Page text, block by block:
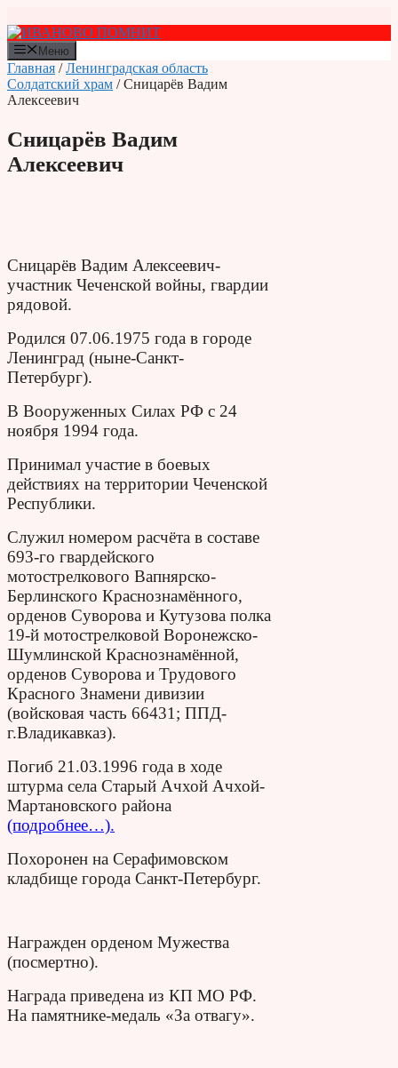
к
содержимому
Меню
Главная /Ленинградская область
Солдатский храм / Сницарёв Вадим
Алексеевич
Сницарёв Вадим
Алексеевич
Сницарёв Вадим Алексеевич-
участник Чеченской войны, гвардии
рядовой.
Родился 07.06.1975 года в городе
Ленинград (ныне-Санкт-
Петербург).
В Вооруженных Силах РФ с 24
ноября 1994 года.
Принимал участие в боевых
действиях на территории Чеченской
Республики.
Служил номером расчёта в составе
693-го гвардейского
мотострелкового Вапнярско-
Берлинского Краснознамённого,
орденов Суворова и Кутузова полка
19-й мотострелковой Воронежско-
Шумлинской Краснознамённой,
орденов Суворова и Трудового
Красного Знамени дивизии
(войсковая часть 66431; ППД-
г.Владикавказ).
Погиб 21.03.1996 года в ходе
штурма села Старый Ачхой Ачхой-
Мартановского района
(подробнее…).
Похоронен на Серафимовском
кладбище города Санкт-Петербург.
Награжден орденом Мужества
(посмертно).
Награда приведена из КП МО РФ.
На памятнике-медаль «За отвагу».